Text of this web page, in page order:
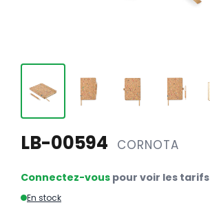
Tête de lettre
Sous-mains
Chemises
LB-00594 CORNOTA
Connectez-vous pour voir les tarifs
En stock